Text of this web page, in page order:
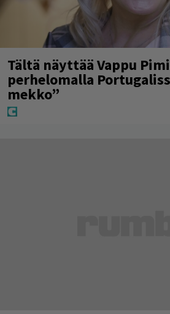
Tältä näyttää Vappu
perhelomalla
mekko”